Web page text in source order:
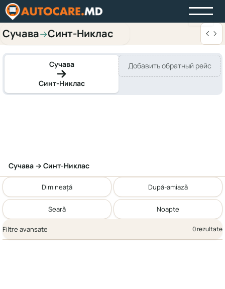
Сучава→Синт-Никлас
Сучава
Синт-Никлас
Добавить обратный рейс
Сучава → Синт-Никлас
Dimineață După-amiază
Seară Noapte
Filtre avansate 0 rezultate